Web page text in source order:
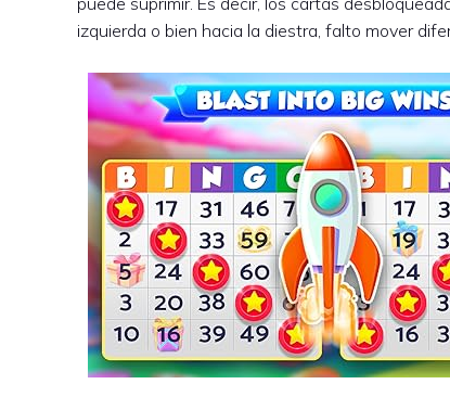
izquierda o bien hacia la diestra, falto mover